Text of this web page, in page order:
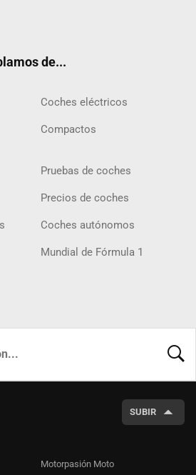
de...
Coches eléctricos
Compactos
Pruebas de coches
Precios de coches
Coches autónomos
Mundial de Fórmula 1
SUBIR
Motorpasión Moto